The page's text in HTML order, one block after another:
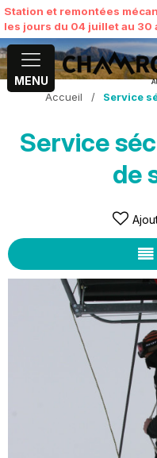
Station et remontées
les jours du 04 juillet au 30
MENU
Accueil / Service
Service
de